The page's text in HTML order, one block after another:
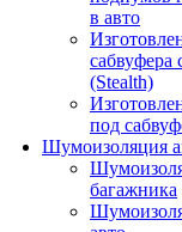
в авто
сабвуфера
(Stealth)
под
Шумоизоляция
багажника